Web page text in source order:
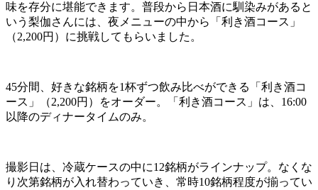
味を存分に堪能できます。普段から日本酒に馴染みがあると
いう梨伽さんには、夜メニューの中から「利き酒コース」
（2,200円）に挑戦してもらいました。
45分間、好きな銘柄を1杯ずつ飲み比べができる「利き酒コ
ース」（2,200円）をオーダー。「利き酒コース」は、 16:00
以降のディナータイムのみ。
撮影日は、冷蔵ケースの中に12銘柄がラインナップ。なくな
り次第銘柄が入れ替わっていき、常時10銘柄程度が揃ってい